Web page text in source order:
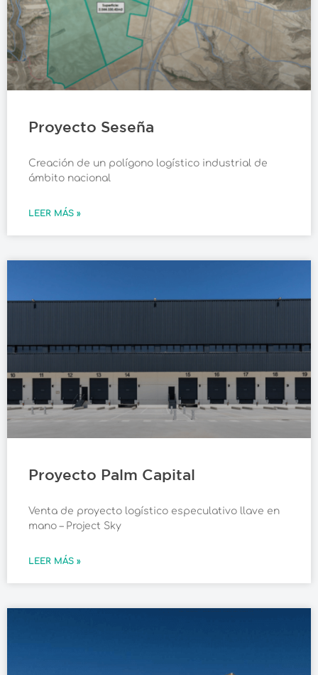
Proyecto Seseña
Creación de un polígono logístico industrial de
ámbito nacional
LEER MÁS »
Proyecto Palm Capital
Venta de proyecto logístico especulativo llave en
mano – Project Sky
LEER MÁS »